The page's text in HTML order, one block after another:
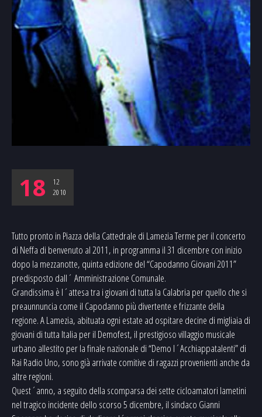
18
12
2010
Tutto pronto in Piazza della Cattedrale di Lamezia Terme per il concerto
di Neffa di benvenuto al 2011, in programma il 31 dicembre con inizio
dopo la mezzanotte, quinta edizione del “Capodanno Giovani 2011”
predisposto dall´ Amministrazione Comunale.
Grandissima è l´attesa tra i giovani di tutta la Calabria per quello che si
preaunnuncia come il Capodanno più divertente e frizzante della
regione. A Lamezia, abituata ogni estate ad ospitare decine di migliaia di
giovani di tutta Italia per il Demofest, il prestigioso villaggio musicale
urbano allestito per la finale nazionale di “Demo l´Acchiappatalenti” di
Rai Radio Uno, sono già arrivate comitive di ragazzi provenienti anche da
altre regioni.
Quest´anno, a seguito della scomparsa dei sette cicloamatori lametini
nel tragico incidente dello scorso 5 dicembre, il sindaco Gianni